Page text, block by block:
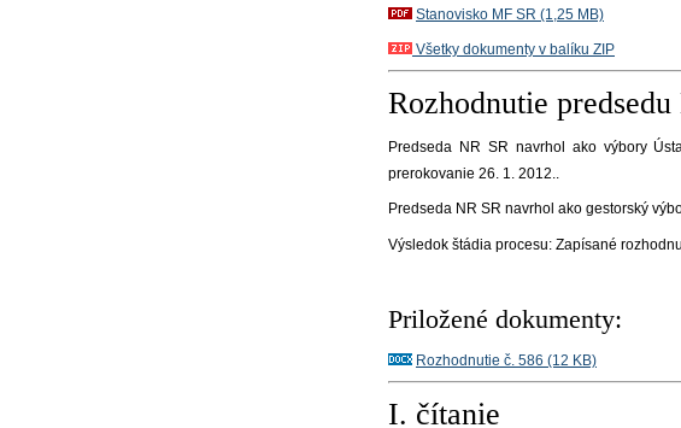
Stanovisko MF SR (1,25 MB)
Všetky dokumenty v balíku ZIP
Rozhodnutie
Predseda NR SR navrhol ako výbory
prerokovanie 26. 1. 2012..
Predseda NR SR navrhol ako gestorský
Výsledok štádia procesu: Zapísané
Priložené dokumenty:
Rozhodnutie č. 586 (12 KB)
I. čítanie